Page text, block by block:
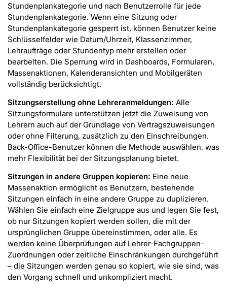
Stundenplankategorie und nach Benutzerrolle für jede
Stundenplankategorie. Wenn eine Sitzung oder
Stundenplankategorie gesperrt ist, können Benutzer keine
Schlüsselfelder wie Datum/Uhrzeit, Klassenzimmer,
Lehraufträge oder Stundentyp mehr erstellen oder
bearbeiten. Die Sperrung wird in Dashboards, Formularen,
Massenaktionen, Kalenderansichten und Mobilgeräten
vollständig berücksichtigt.
Sitzungserstellung ohne Lehreranmeldungen: Alle
Sitzungsformulare unterstützen jetzt die Zuweisung von
Lehrern auch auf der Grundlage von Vertragszuweisungen
oder ohne Filterung, zusätzlich zu den Einschreibungen.
Back-Office-Benutzer können die Methode auswählen, was
mehr Flexibilität bei der Sitzungsplanung bietet.
Sitzungen in andere Gruppen kopieren: Eine neue
Massenaktion ermöglicht es Benutzern, bestehende
Sitzungen einfach in eine andere Gruppe zu duplizieren.
Wählen Sie einfach eine Zielgruppe aus und legen Sie fest,
ob nur Sitzungen kopiert werden sollen, die mit der
ursprünglichen Gruppe übereinstimmen, oder alle. Es
werden keine Überprüfungen auf Lehrer-Fachgruppen-
Zuordnungen oder zeitliche Einschränkungen durchgeführt
– die Sitzungen werden genau so kopiert, wie sie sind, was
den Vorgang schnell und unkompliziert macht.